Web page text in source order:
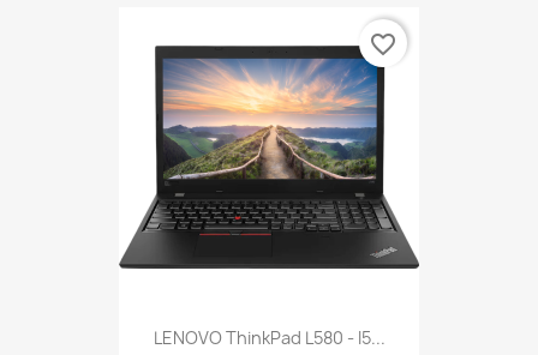
LENOVO ThinkPad L580 - I5...
favorite_border